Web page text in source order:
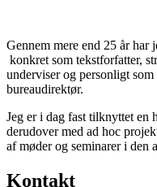
Gennem mere end 25 år har
konkret som tekstforfatter,
underviser og personligt
bureaudirektør.
Jeg er i dag fast tilknyttet en
derudover med ad hoc
af møder og seminarer i den
Kontakt